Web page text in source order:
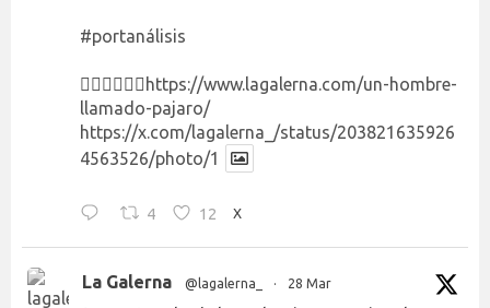
#portanálisis
👉🏻👉🏻👉🏻 https://www.lagalerna.com/un-hombre-
llamado-pajaro/
https://x.com/lagalerna_/status/203821635926
4563526/photo/1
4 12 X
La Galerna @lagalerna_ · 28 Mar